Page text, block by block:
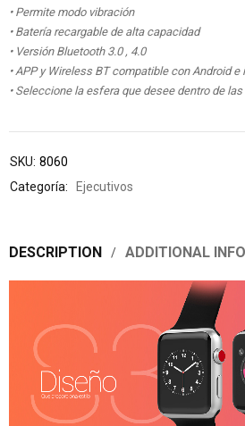
• Permite modo vibración
• Batería recargable de alta capacidad
• Versión Bluetooth 3.0 , 4.0
• APP y Wireless BT compatible con Android e
• Seleccione la esfera que desee dentro de
SKU: 8060
Categoría:
Ejecutivos
DESCRIPTION ADDITIONAL